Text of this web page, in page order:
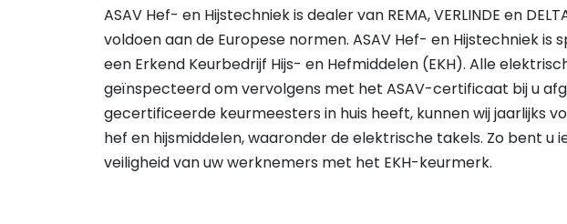
ASAV Hef- en Hijstechniek is dealer van REMA, VERLINDE en
voldoen aan de Europese normen. ASAV Hef- en Hijstechniek
een Erkend Keurbedrijf Hijs- en Hefmiddelen (EKH). Alle
geïnspecteerd om vervolgens met het ASAV-certificaat bij u
gecertificeerde keurmeesters in huis heeft, kunnen wij jaarlijks
hef en hijsmiddelen, waaronder de elektrische takels. Zo bent u
veiligheid van uw werknemers met het EKH-keurmerk.